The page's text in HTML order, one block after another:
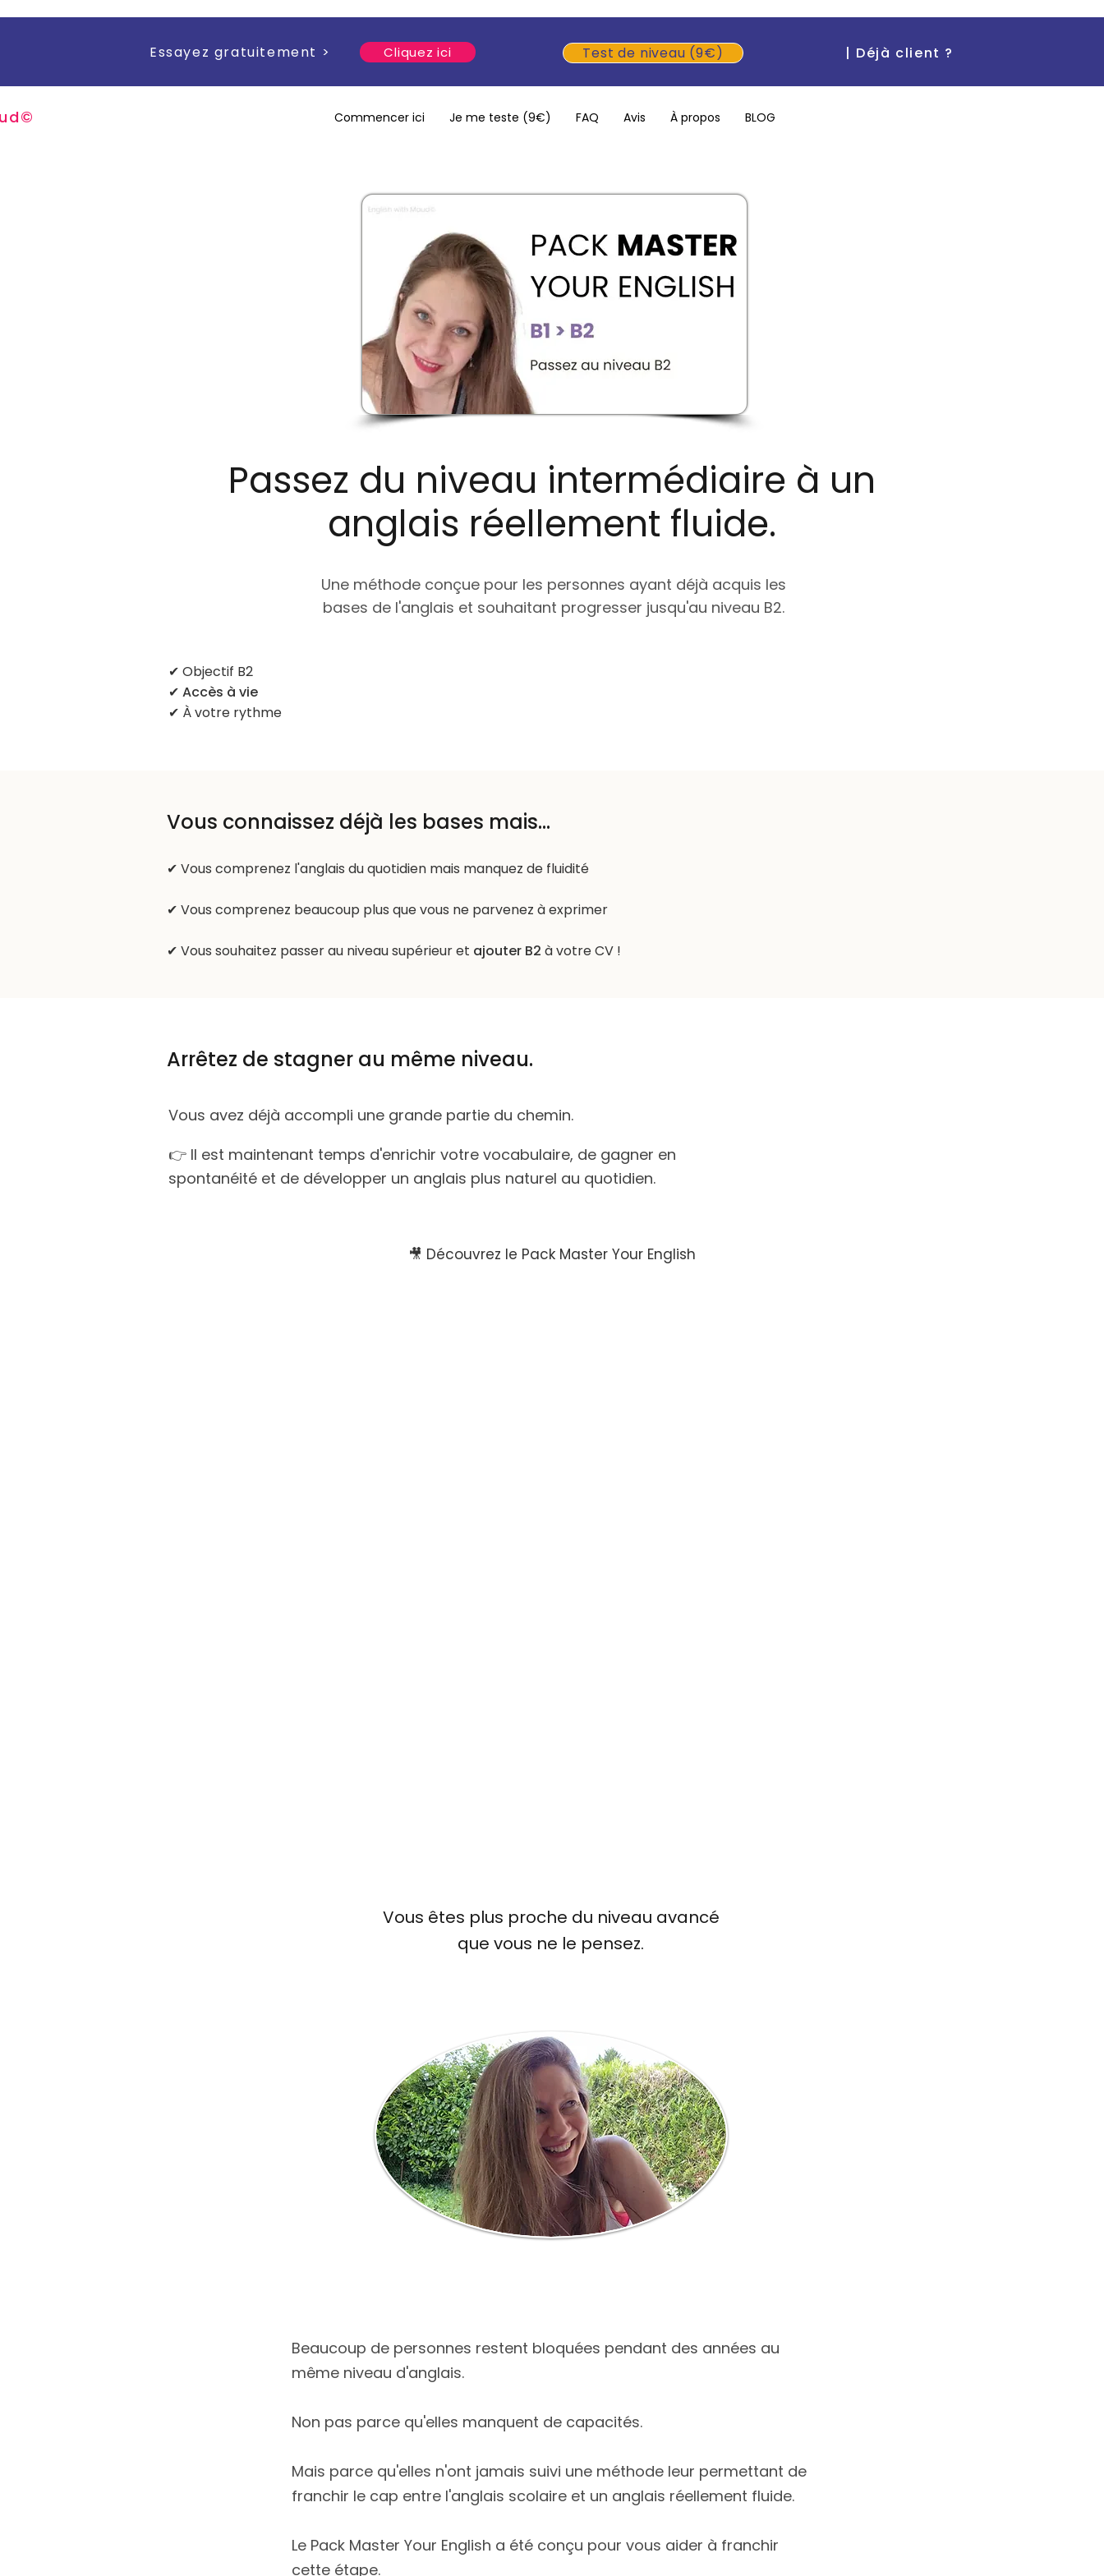
Essayez gratuitement > Cliquez ici Test de niveau (9€) | Déjà client ?
d© Commencer ici Je me teste (9€) FAQ Avis À propos BLOG
Passez du niveau intermédiaire à un
anglais réellement fluide.
Une méthode conçue pour les personnes ayant déjà acquis les
bases de l'anglais et souhaitant progresser jusqu'au niveau B2.
✔ Objectif B2
✔ Accès à vie
✔ À votre rythme
Vous connaissez déjà les bases mais...
✔ Vous comprenez l'anglais du quotidien mais manquez de fluidité
✔ Vous comprenez beaucoup plus que vous ne parvenez à exprimer
✔ Vous souhaitez passer au niveau supérieur et ajouter B2 à votre CV !
Arrêtez de stagner au même niveau.
Vous avez déjà accompli une grande partie du chemin.
👉 Il est maintenant temps d'enrichir votre vocabulaire, de gagner en
spontanéité et de développer un anglais plus naturel au quotidien.
🎥 Découvrez le Pack Master Your English
​​Vous êtes plus proche du niveau avancé
que vous ne le pensez.
Beaucoup de personnes restent bloquées pendant des années au
même niveau d'anglais.
Non pas parce qu'elles manquent de capacités.
Mais parce qu'elles n'ont jamais suivi une méthode leur permettant de
franchir le cap entre l'anglais scolaire et un anglais réellement fluide.
Le Pack Master Your English a été conçu pour vous aider à franchir
cette étape.